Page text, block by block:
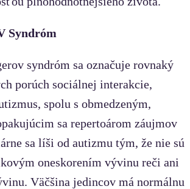
Syndróm
syndróm sa označuje rovnaký
porúch sociálnej interakcie,
spolu s obmedzeným,
sa repertoárom záujmov
sa líši od autizmu tým, že nie sú
oneskorením vývinu reči ani
Väčšina jedincov má normálnu